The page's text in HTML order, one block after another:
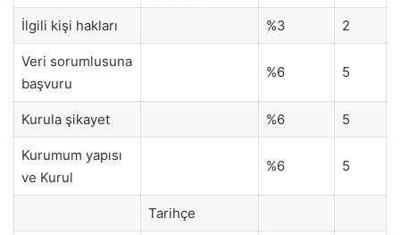
İlgili kişi hakları %3 2
Veri sorumlusuna
başvuru
%6 5
Kurula şikayet %6 5
Kurumum yapısı
ve Kurul
%6 5
Tarihçe